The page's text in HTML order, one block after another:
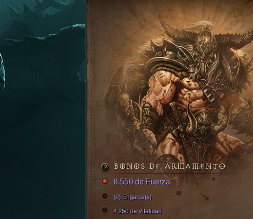
BONOS DE ARMAMENTO
8,550 de Fuerza
(0) Engarce(s)
4,250 de Vitalidad